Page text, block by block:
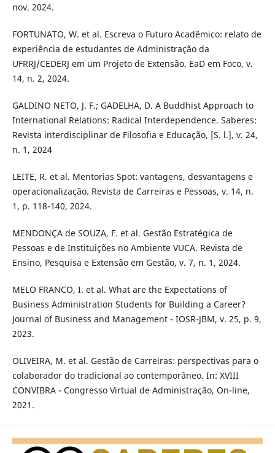
nov. 2024.
FORTUNATO, W. et al. Escreva o Futuro Acadêmico: relato de
experiência de estudantes de Administração da
UFRRJ/CEDERJ em um Projeto de Extensão. EaD em Foco, v.
14, n. 2, 2024.
GALDINO NETO, J. F.; GADELHA, D. A Buddhist Approach to
International Relations: Radical Interdependence. Saberes:
Revista interdisciplinar de Filosofia e Educação, [S. l.], v. 24,
n. 1, 2024
LEITE, R. et al. Mentorias Spot: vantagens, desvantagens e
operacionalização. Revista de Carreiras e Pessoas, v. 14, n.
1, p. 118-140, 2024.
MENDONÇA de SOUZA, F. et al. Gestão Estratégica de
Pessoas e de Instituições no Ambiente VUCA. Revista de
Ensino, Pesquisa e Extensão em Gestão, v. 7, n. 1, 2024.
MELO FRANCO, I. et al. What are the Expectations of
Business Administration Students for Building a Career?
Journal of Business and Management - IOSR-JBM, v. 25, p. 9,
2023.
OLIVEIRA, M. et al. Gestão de Carreiras: perspectivas para o
colaborador do tradicional ao contemporâneo. In: XVIII
CONVIBRA - Congresso Virtual de Administração, On-line,
2021.